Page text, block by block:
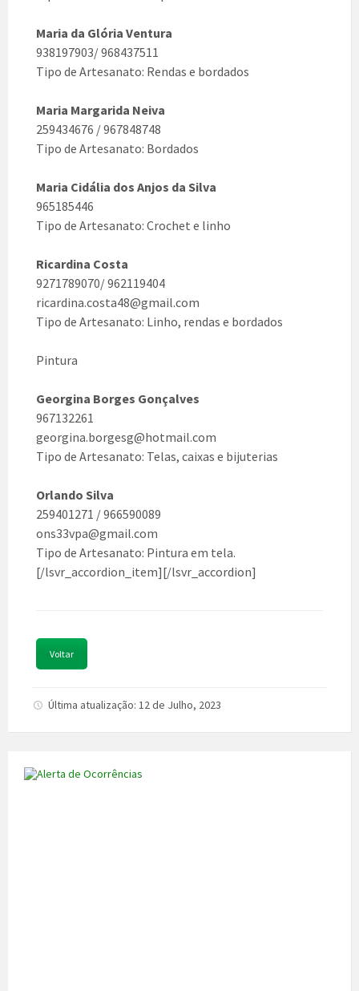
Maria da Glória Ventura
938197903/ 968437511
Tipo de Artesanato: Rendas e bordados
Maria Margarida Neiva
259434676 / 967848748
Tipo de Artesanato: Bordados
Maria Cidália dos Anjos da Silva
965185446
Tipo de Artesanato: Crochet e linho
Ricardina Costa
9271789070/ 962119404
ricardina.costa48@gmail.com
Tipo de Artesanato: Linho, rendas e bordados
Pintura
Georgina Borges Gonçalves
967132261
georgina.borgesg@hotmail.com
Tipo de Artesanato: Telas, caixas e bijuterias
Orlando Silva
259401271 / 966590089
ons33vpa@gmail.com
Tipo de Artesanato: Pintura em tela.
[/lsvr_accordion_item][/lsvr_accordion]
Voltar
Última atualização: 12 de Julho, 2023